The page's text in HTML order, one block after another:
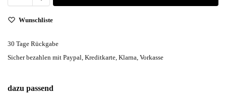
Wunschliste
30 Tage Rückgabe
Sicher bezahlen mit Paypal, Kreditkarte, Klarna, Vorkasse
dazu passend